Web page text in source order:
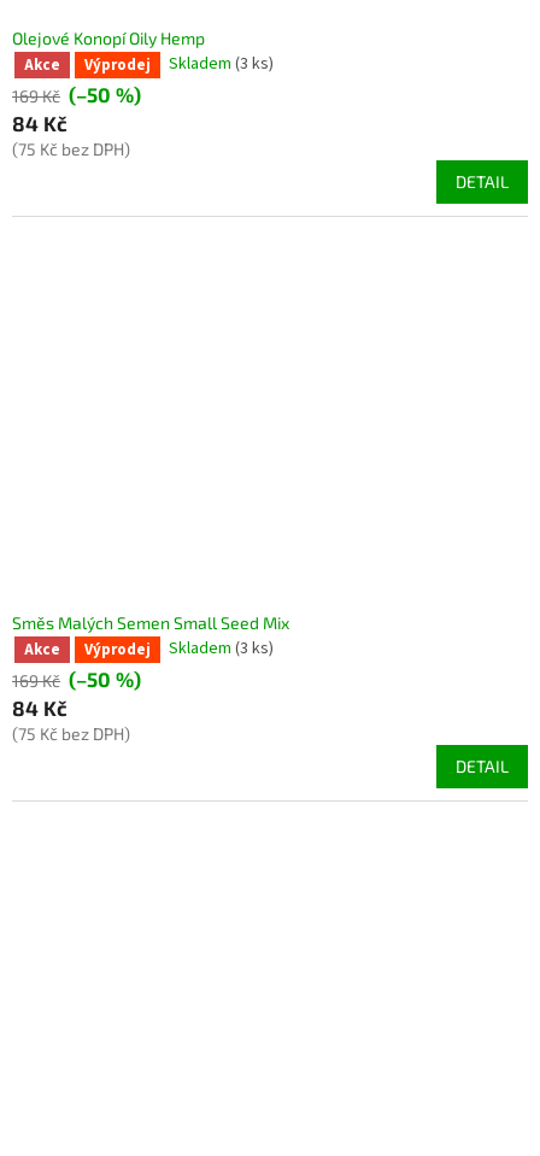
Olejové Konopí Oily Hemp
Akce Výprodej Skladem (3 ks)
169 Kč (–50 %)
84 Kč
(75 Kč bez DPH)
DETAIL
Směs Malých Semen Small Seed Mix
Akce Výprodej Skladem (3 ks)
169 Kč (–50 %)
84 Kč
(75 Kč bez DPH)
DETAIL